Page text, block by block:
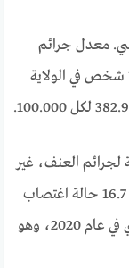
معدل جرائم
العنف 228.9 حادثة لكل 100.000 شخص في الولاية
لجرائم العنف، غير
مألوف بشكل خاص. تم الإبلاغ عن 16.7 حالة اغتصاب
لكل 100.000 شخص في نيوجيرسي في عام 2020، وهو